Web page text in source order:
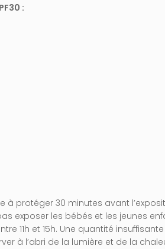
:
protéger 30 minutes avant
exposer les bébés et les jeunes
11h et 15h. Une quantité
à l’abri de la lumière et de la